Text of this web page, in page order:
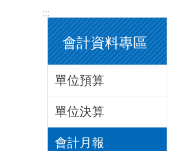
:::
會計資料專區
單位預算
單位決算
會計月報